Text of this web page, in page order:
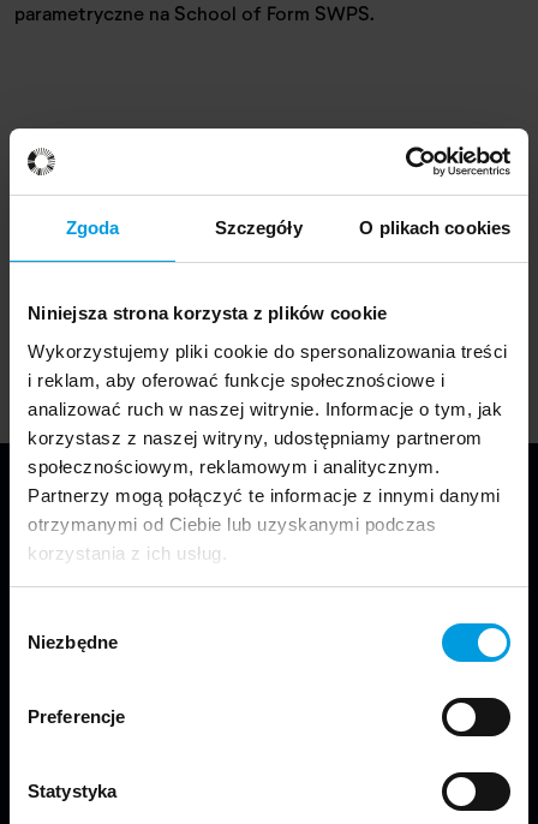
Zgoda Szczegóły O plikach cookies
Niniejsza strona korzysta z plików cookie
Wykorzystujemy pliki cookie do spersonalizowania treści
i reklam, aby oferować funkcje społecznościowe i
analizować ruch w naszej witrynie. Informacje o tym, jak
korzystasz z naszej witryny, udostępniamy partnerom
społecznościowym, reklamowym i analitycznym.
Partnerzy mogą połączyć te informacje z innymi danymi
otrzymanymi od Ciebie lub uzyskanymi podczas
korzystania z ich usług.
zgody
Niezbędne
Preferencje
Statystyka
parametryczne na School of Form SWPS.
Artykuły powiązane
21 marca 2022